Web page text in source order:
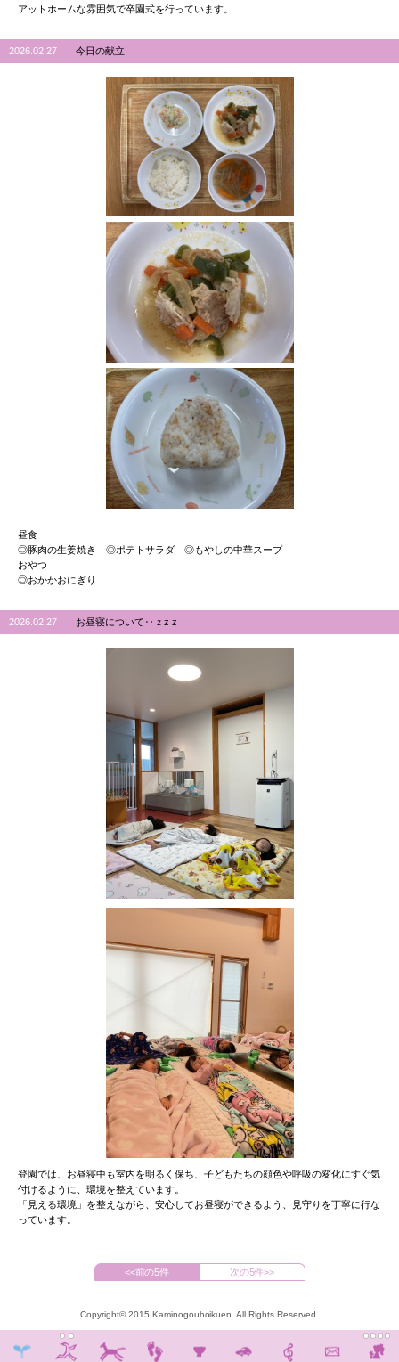
園長の声
募集要項・職員処遇
先輩の声
エントリーフォーム
アットホームな雰囲気で卒園式を行っています。
今日の献立
2026.02.27
昼食
◎豚肉の生姜焼き ◎ポテトサラダ ◎もやしの中華スープ
おやつ
◎おかかおにぎり
お昼寝について‥ｚz z
2026.02.27
登園では、お昼寝中も室内を明るく保ち、子どもたちの顔色や呼吸の変化にすぐ気
付けるように、環境を整えています。
「見える環境」を整えながら、安心してお昼寝ができるよう、見守りを丁寧に行な
っています。
<<前の5件 次の5件>>
Copyright© 2015 Kaminogouhoikuen. All Rights Reserved.